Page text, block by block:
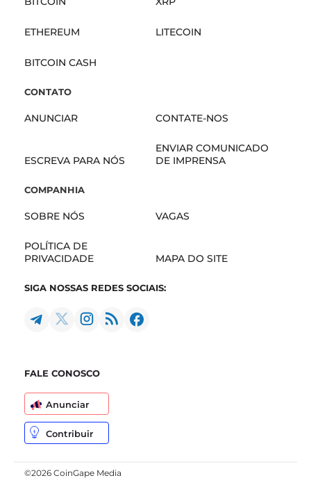
ETHEREUM LITECOIN
BITCOIN CASH
CONTATO
ANUNCIAR CONTATE-NOS
ESCREVA PARA NÓS
ENVIAR COMUNICADO
DE IMPRENSA
COMPANHIA
SOBRE NÓS VAGAS
POLÍTICA DE
PRIVACIDADE
MAPA DO SITE
SIGA NOSSAS REDES SOCIAIS:
FALE CONOSCO
Anunciar
Contribuir
©2026 CoinGape Media